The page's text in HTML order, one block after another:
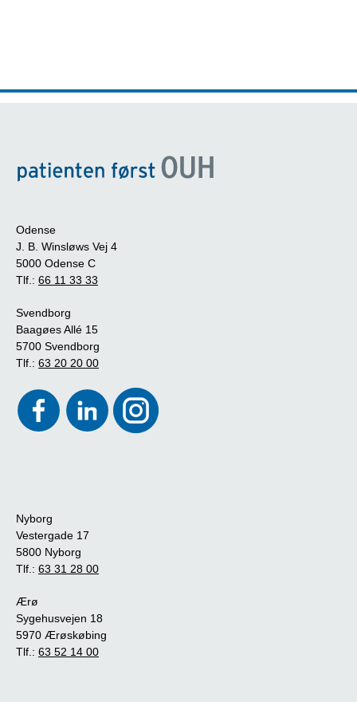
Odense
J. B. Winsløws Vej 4
5000 Odense C
Tlf.: 66 11 33 33
Svendborg
Baagøes Allé 15
5700 Svendborg
Tlf.: 63 20 20 00
Nyborg
Vestergade 17
5800 Nyborg
Tlf.: 63 31 28 00
Ærø
Sygehusvejen 18
5970 Ærøskøbing
Tlf.: 63 52 14 00